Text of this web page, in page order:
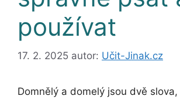
používat
17. 2. 2025 autor: Učit-Jinak.cz
Domnělý a domelý jsou dvě